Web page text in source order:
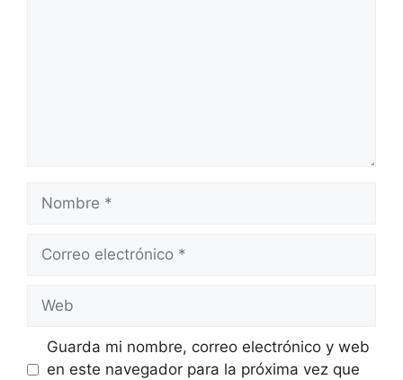
electrónico
Guarda mi nombre, correo electrónico y web
en este navegador para la próxima vez que